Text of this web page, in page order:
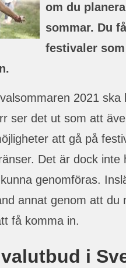
om du
sommar. Du
festivaler
2021 ska
ser det ut som att
att gå på
Det är dock
genomföras.
annat genom att du
få komma in.
i